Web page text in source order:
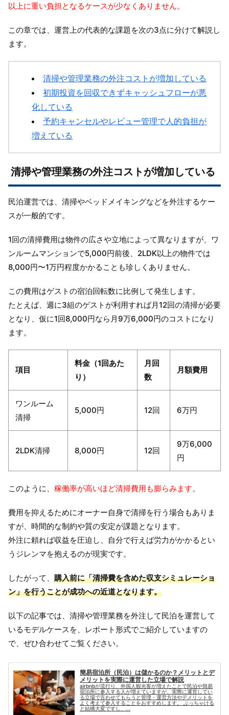
以上に重い負担となるケースが少なくありません。
この章では、運営上の代表的な課題を次の3点に分けて解説し
ます。
清掃や管理業務の外注コストが増加している
初期投資を回収できずキャッシュフローが悪
化している
予約キャンセルやレビュー管理で人的負担が
増えている
清掃や管理業務の外注コストが増加している
民泊運営では、清掃やベッドメイキングなどを外注するケー
スが一般的です。
1回の清掃費用は物件の広さや立地によって異なりますが、ワ
ンルームマンションで5,000円前後、2LDK以上の物件では
8,000円〜1万円程度かかることも珍しくありません。
この費用はゲストの宿泊回転数に比例して発生します。
たとえば、週に3組のゲストが利用すれば月12回の清掃が必要
となり、仮に1回8,000円なら月9万6,000円のコストになり
ます。
項目
料金（1回あた
り）
月回
数
月額費用
ワンルーム
清掃
5,000円 12回 6万円
2LDK清掃 8,000円 12回
9万6,000
円
このように、 稼働率が高いほど清掃費用も膨らみます。
費用を抑えるためにオーナー自身で清掃を行う場合もありま
すが、時間的な制約や質の安定が課題となります。
外注に頼れば収益を圧迫し、自分で行えば労力がかかるとい
うジレンマを抱えるのが現実です。
したがって、 購入前に「清掃費を含めた収支シミュレーショ
ン」を行うことが成功への近道となります。
以下の記事では、清掃や管理業務を外注して民泊を運営して
いるモデルケースを、レポート形式でご紹介していますの
で、ぜひ合わせてご覧ください。
簡易宿泊所（民泊）は儲かるのか？メリットとデ
メリットを実際に運営した立場で解説
airbnbが流行り、外国人観光客が増えたことで民泊や簡易
宿泊所に参入する人が増えていますが、実際に運営してい
る立場で言わせてもらうと管理・運営方法やデメリットを
よく考えて参入することをおすすめします。 ぶっちゃける
と結構大変ですし、...